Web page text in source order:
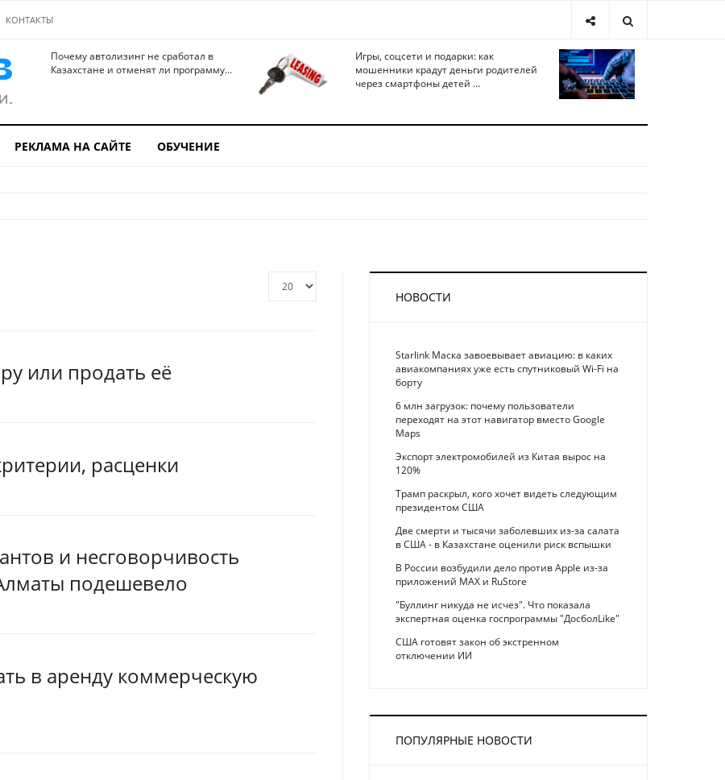
КОНТАКТЫ
Почему автолизинг не сработал в
Казахстане и отменят ли программу...
Игры, соцсети и подарки: как
мошенники крадут деньги родителей
через смартфоны детей ...
РЕКЛАМА НА САЙТЕ ОБУЧЕНИЕ
или продать её
расценки
и несговорчивость
подешевело
в аренду коммерческую
НОВОСТИ
Starlink Маска завоевывает авиацию: в каких
авиакомпаниях уже есть спутниковый Wi-Fi на
борту
6 млн загрузок: почему пользователи
переходят на этот навигатор вместо Google
Maps
Экспорт электромобилей из Китая вырос на
120%
Трамп раскрыл, кого хочет видеть следующим
президентом США
Две смерти и тысячи заболевших из-за салата
в США - в Казахстане оценили риск вспышки
В России возбудили дело против Apple из-за
приложений MAX и RuStore
"Буллинг никуда не исчез". Что показала
экспертная оценка госпрограммы "ДосболLike"
США готовят закон об экстренном
отключении ИИ
ПОПУЛЯРНЫЕ НОВОСТИ